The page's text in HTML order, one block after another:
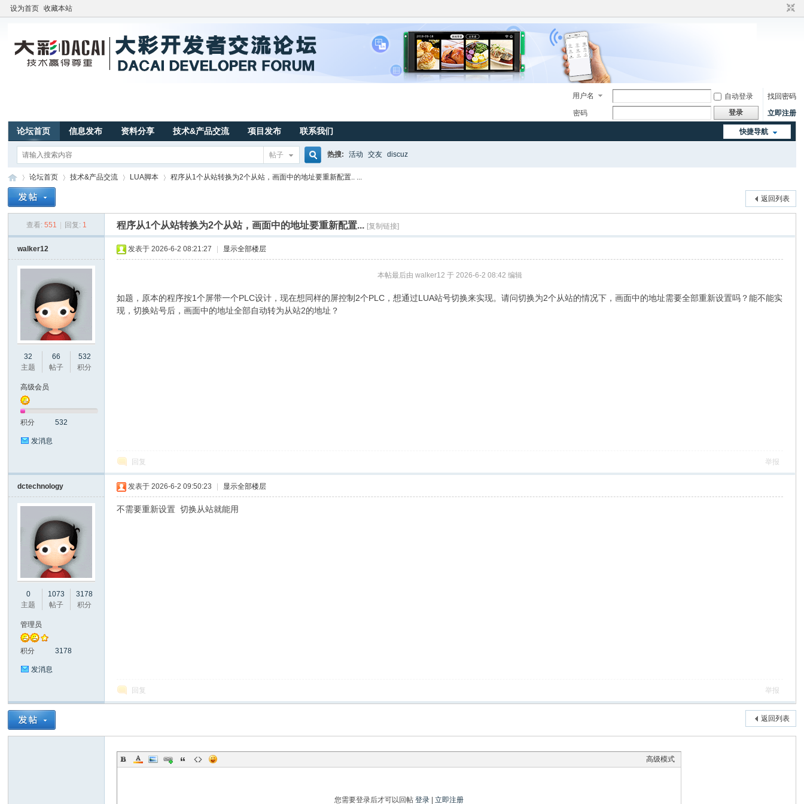
设为首页 收藏本站
用户名 自动登录
找回密码
密码
登录 立即注册
快捷导航
论坛首页 信息发布 资料分享 技术&产品交流 项目发布 联系我们
帖子
搜
索
热搜: 活动 交友 discuz
论坛首页
›
技术&产品交流
›
LUA脚本
›
程序从1个从站转换为2个从站，画面中的地址要重新配置.. ...
返回列表
查看: 551 回复: 1 程序从1个从站转换为2个从站，画面中的地址要重新配置... [复制链接]
walker12
32
主题
66
帖子
532
积分
高级会员
积分 532
发消息
发表于 2026-6-2 08:21:27 显示全部楼层
本帖最后由 walker12 于 2026-6-2 08:42 编辑
如题，原本的程序按1个屏带一个PLC设计，现在想同样的屏控制2个PLC，想通过LUA站号切换来实现。请问切换为2个从站的情况下，画面中的地址需要全部重新设置吗？能不能实
现，切换站号后，画面中的地址全部自动转为从站2的地址？
回复 举报
dctechnology
0
主题
1073
帖子
3178
积分
管理员
积分 3178
发消息
发表于 2026-6-2 09:50:23 显示全部楼层
不需要重新设置 切换从站就能用
回复 举报
返回列表
高级模式
您需要登录后才可以回帖登录 |立即注册